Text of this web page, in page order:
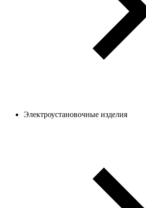
Электроустановочные изделия